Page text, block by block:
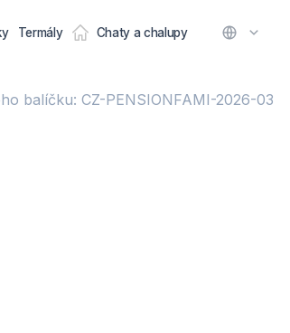
Termály Chaty a chalupy
balíčku: CZ-PENSIONFAMI-2026-03